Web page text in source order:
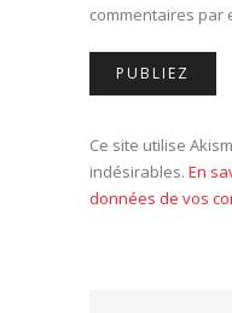
commentaires par
Ce site utilise
indésirables. En
données de vos